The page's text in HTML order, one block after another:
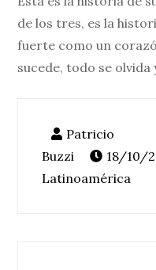
de los tres, es la
fuerte como un
sucede, todo se
18/10/
Latinoamérica